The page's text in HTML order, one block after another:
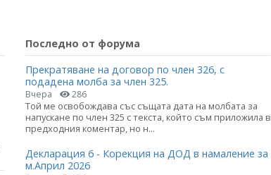
Последно от форума
Прекратяване на договор по член 326, с
подадена молба за член 325.
Вчера 286
Той ме освобождава със същата дата на молбата за
напускане по член 325 с текста, който съм приложила в
предходния коментар, но н...
Декларация 6 - Корекция на ДОД в намаление за
м.Април 2026